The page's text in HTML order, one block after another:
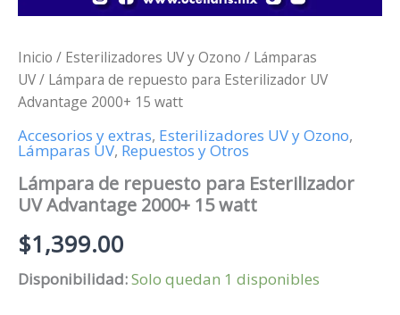
Inicio / Esterilizadores UV y Ozono / Lámparas
UV/ Lámpara de repuesto para Esterilizador UV
Advantage 2000+ 15 watt
Accesorios y extras, Esterilizadores UV y Ozono,
Lámparas UV, Repuestos y Otros
Lámpara de repuesto para Esterilizador
UV Advantage 2000+ 15 watt
$1,399.00
Disponibilidad:Solo quedan 1 disponibles